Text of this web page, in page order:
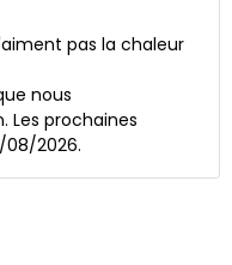
pas la chaleur
nous
Les prochaines
08/2026.